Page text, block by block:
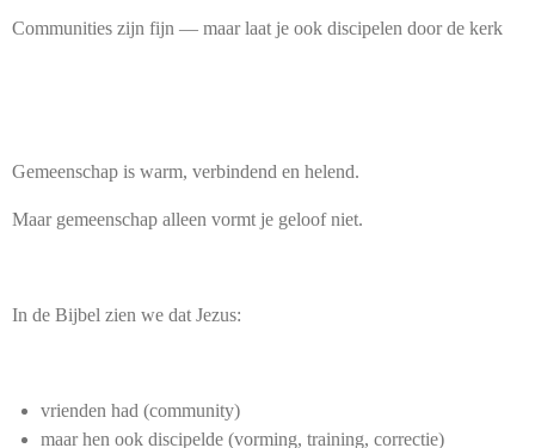
Communities zijn fijn — maar laat je ook discipelen door de kerk
Gemeenschap is warm, verbindend en helend.
Maar gemeenschap alleen vormt je geloof niet.
In de Bijbel zien we dat Jezus:
vrienden had (community)
maar hen ook discipelde (vorming, training, correctie)